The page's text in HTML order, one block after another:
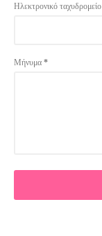
Ηλεκτρονικό ταχυδρομείο
Μήνυμα *